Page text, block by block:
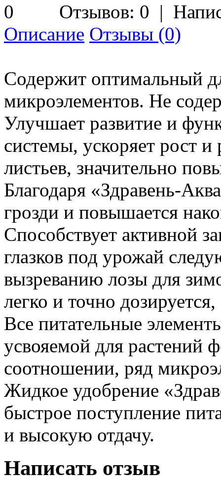
Отзывов: 0 |
Описание Отзывы (0)
Содержит оптимальный
микроэлементов. Не
Улучшает развитие и
системы, ускоряет рост
листьев, значительно
Благодаря «Здравень-
грозди и повышается
Способствует активной
глазков под урожай
вызреванию лозы для
легко и точно
Все питательные
усвояемой для растений
соотношении, ряд
Жидкое удобрение
быстрое поступление
и высокую отдачу.
Написать отзыв